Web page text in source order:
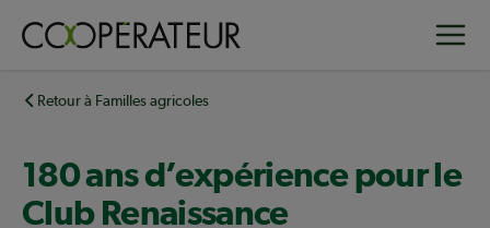
principalRetour à Familles agricoles
180 ans d’expérience pour le
Club Renaissance